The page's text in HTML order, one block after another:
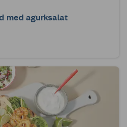
med agurksalat